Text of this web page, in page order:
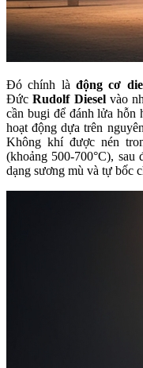
Đó chính là động cơ
ĐứcRudolf Dieselvào
cần bugi để đánh lửa hỗn
hoạt động dựa trên
Không khí được nén
(khoảng 500-700°C),
dạng sương mù và tự bốc